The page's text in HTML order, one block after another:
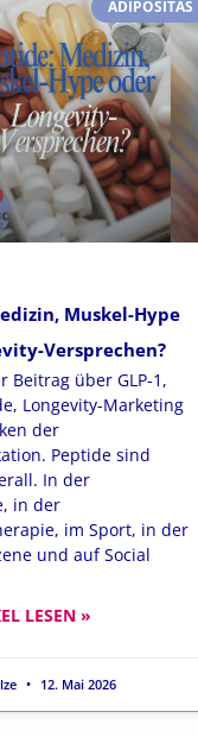
ADIPOSITAS
Muskel-Hype
Versprechen?
Beitrag über GLP-1,
Longevity-Marketing
der
Peptide sind
In der
in der
im Sport, in der
und auf Social
LESEN »
12. Mai 2026